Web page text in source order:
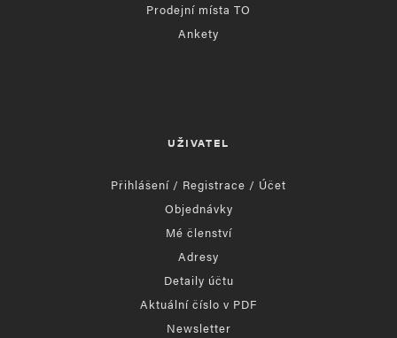
Prodejní místa TO
Ankety
UŽIVATEL
Přihlášení / Registrace / Účet
Objednávky
Mé členství
Adresy
Detaily účtu
Aktuální číslo v PDF
Newsletter